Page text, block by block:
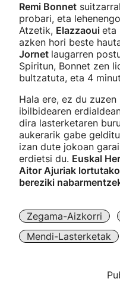
Remi Bonnet
probari, eta
Atzetik, Elazzaoui eta
azken hori beste
Jornet laugarren
Spiritun, Bonnet zen
bultzatuta, eta 4
Hala ere, ez du
ibilbidearen
dira lasterketaren
aukerarik gabe
izan dute jokoan
erdietsi du. Euskal
Aitor Ajuriak
bereziki
Zegama-Aizkorri
Mendi-Lasterketak